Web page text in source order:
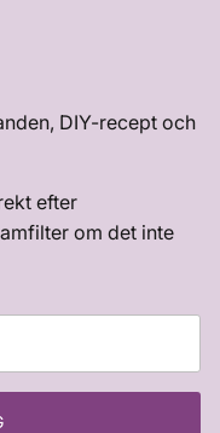
DIY-recept och
efter
om det inte